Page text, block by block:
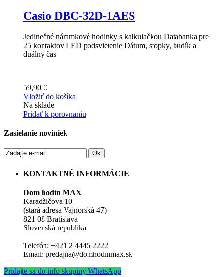
Casio DBC-32D-1AES
Jedinečné náramkové hodinky s kalkulačkou Databanka pre
25 kontaktov LED podsvietenie Dátum, stopky, budík a
duálny čas
59,90 €
Vložiť do košíka
Na sklade
Pridať k porovnaniu
Zasielanie noviniek
Ok
KONTAKTNÉ INFORMÁCIE
Dom hodín MAX
Karadžičova 10
(stará adresa Vajnorská 47)
821 08 Bratislava
Slovenská republika
Telefón: +421 2 4445 2222
Email: predajna@domhodinmax.sk
Pridajte sa do info skupiny WhatsApp